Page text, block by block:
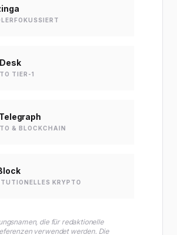
TIER-1
& BLOCKCHAIN
KRYPTO
die für redaktionelle
verwendet werden. Die